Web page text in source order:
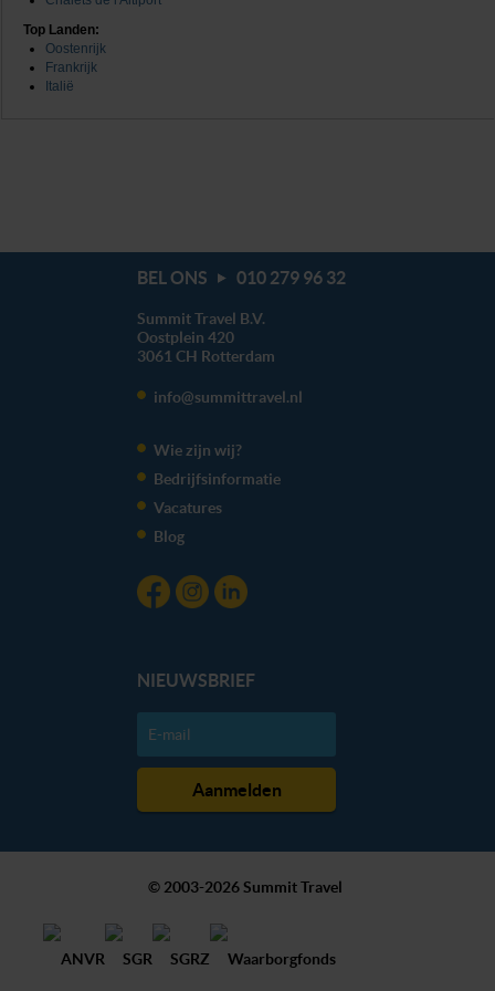
Top Landen:
Oostenrijk
Frankrijk
Italië
BEL ONS 010 279 96 32
Summit Travel B.V.
Oostplein 420
3061 CH Rotterdam
info@summittravel.nl
Wie zijn wij?
Bedrijfsinformatie
Vacatures
Blog
NIEUWSBRIEF
© 2003-2026 Summit Travel